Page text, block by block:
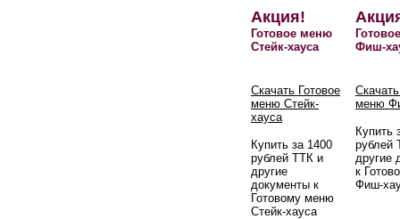
Акция!
Готовое меню
Стейк-хауса
Фиш-
Скачать Готовое
меню Стейк-
хауса
Купить за 1400
рублей ТТК и
другие
документы к
Готовому меню
Стейк-хауса
меню
Купить
рублей
другие
к
Фиш-